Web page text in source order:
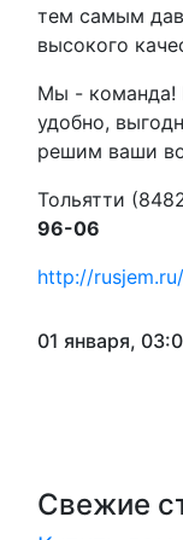
тем самым
высокого
Мы - команда!
удобно,
решим ваши
Тольятти
96-06
http://rusjem.ru/
01 января,
Свежие